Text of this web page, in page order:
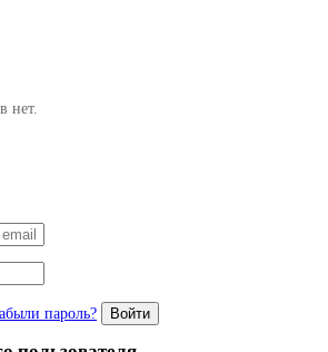
нет.
пароль? Войти